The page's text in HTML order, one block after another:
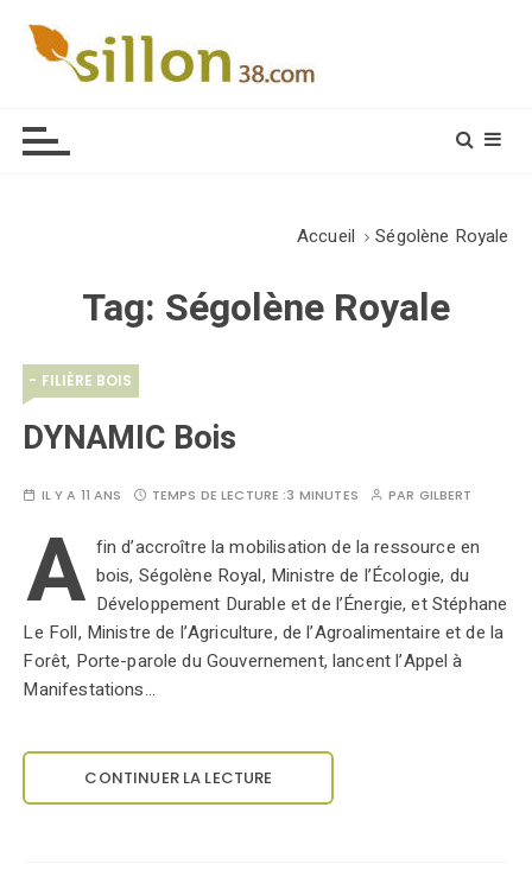
Accueil Ségolène Royale
Tag: Ségolène Royale
- FILIÈRE BOIS
DYNAMIC Bois
IL Y A 11 ANS TEMPS DE LECTURE :3 MINUTES PAR GILBERT
A fin d’accroître la mobilisation de la ressource en
bois, Ségolène Royal, Ministre de l’Écologie, du
Développement Durable et de l’Énergie, et Stéphane
Le Foll, Ministre de l’Agriculture, de l’Agroalimentaire et de la
Forêt, Porte-parole du Gouvernement, lancent l’Appel à
Manifestations…
CONTINUER LA LECTURE